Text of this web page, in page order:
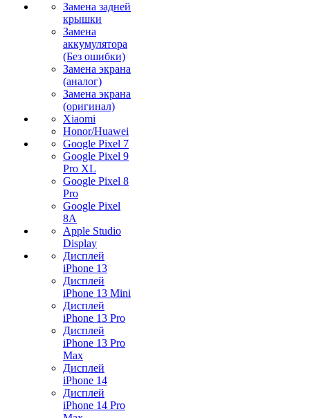
Замена задней
крышки
Замена
аккумулятора
(Без ошибки)
Замена экрана
(аналог)
Замена экрана
(оригинал)
Xiaomi
Honor/Huawei
Google Pixel 7
Google Pixel 9
Pro XL
Google Pixel 8
Pro
Google Pixel
8A
Apple Studio
Display
Дисплей
iPhone 13
Дисплей
iPhone 13 Mini
Дисплей
iPhone 13 Pro
Дисплей
iPhone 13 Pro
Max
Дисплей
iPhone 14
Дисплей
iPhone 14 Pro